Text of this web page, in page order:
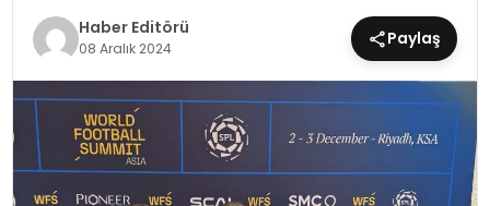
EĞITIM
MAGAZIN
SPOR
Haber Editörü
08 Aralık 2024 Paylaş